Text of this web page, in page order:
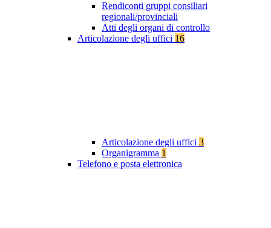
Rendiconti gruppi consiliari
regionali/provinciali
Atti degli organi di controllo
Articolazione degli uffici 16
Articolazione degli uffici 3
Organigramma 1
Telefono e posta elettronica